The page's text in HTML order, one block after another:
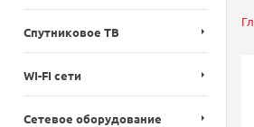
Спутниковое ТВ
WI-FI сети
Сетевое оборудование